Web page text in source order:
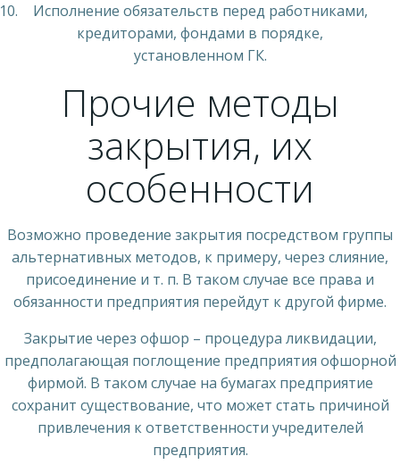
Исполнение обязательств перед работниками,
кредиторами, фондами в порядке,
установленном ГК.
Прочие методы
закрытия, их
особенности
Возможно проведение закрытия посредством группы
альтернативных методов, к примеру, через слияние,
присоединение и т. п. В таком случае все права и
обязанности предприятия перейдут к другой фирме.
Закрытие через офшор – процедура ликвидации,
предполагающая поглощение предприятия офшорной
фирмой. В таком случае на бумагах предприятие
сохранит существование, что может стать причиной
привлечения к ответственности учредителей
предприятия.